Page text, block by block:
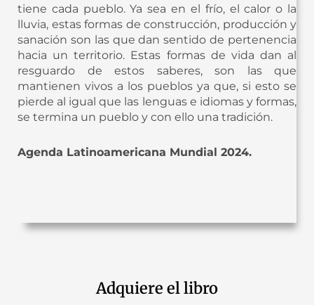
tiene cada pueblo. Ya sea en el frío, el calor o la
lluvia, estas formas de construcción, producción y
sanación son las que dan sentido de pertenencia
hacia un territorio. Estas formas de vida dan al
resguardo de estos saberes, son las que
mantienen vivos a los pueblos ya que, si esto se
pierde al igual que las lenguas e idiomas y formas,
se termina un pueblo y con ello una tradición.
Agenda Latinoamericana Mundial 2024.
Adquiere el libro